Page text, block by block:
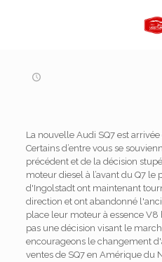
La nouvelle Audi SQ7 est
Certains d’entre vous se
précédent et de la décision
moteur diesel à l’avant du Q7 le
d'Ingolstadt ont maintenant
direction et ont abandonné
place leur moteur à essence V8
pas une décision visant le
encourageons le changement
ventes de SQ7 en Amérique du